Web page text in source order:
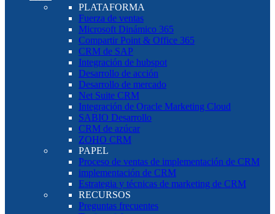
PLATAFORMA
Fuerza de ventas
Microsoft Dinámico 365
Compartir Point & Office 365
CRM de SAP
Integración de hubspot
Desarrollo de acción
Desarrollo de mercado
Net Suite CRM
Integración de Oracle Marketing Cloud
SABIO Desarrollo
CRM de azúcar
ZOHO CRM
PAPEL
Proceso de ventas de implementación de CRM
implementación de CRM
Estrategia y técnicas de marketing de CRM
RECURSOS
Preguntas frecuentes